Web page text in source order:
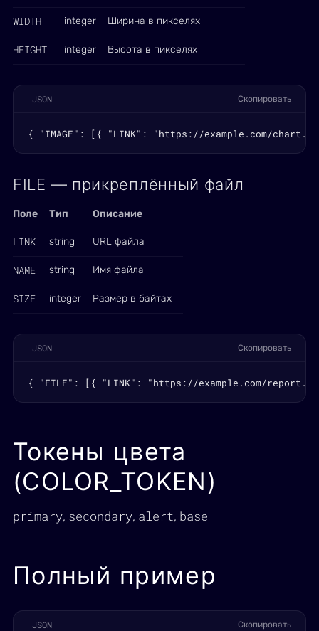
WIDTH integer Ширина в пикселях
HEIGHT integer Высота в пикселях
JSON Скопировать
{ "IMAGE": [{ "LINK": "https://example.com/
FILE — прикреплённый файл
Поле Тип Описание
LINK string URL файла
NAME string Имя файла
SIZE integer Размер в байтах
JSON Скопировать
{ "FILE": [{ "LINK": "https://example.com/
Токены цвета
(COLOR_TOKEN)
primary, secondary, alert, base
Полный пример
JSON Скопировать